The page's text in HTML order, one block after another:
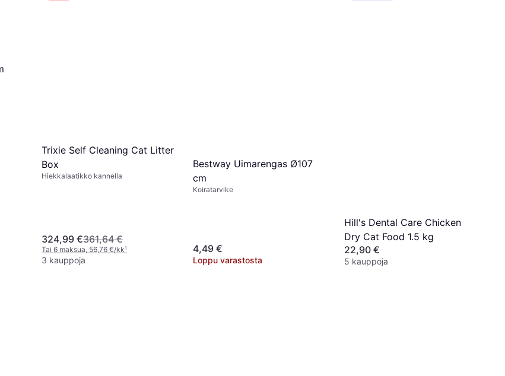
Trixie Self Cleaning Cat Litter
Box
Hiekkalaatikko kannella
324,99 €361,64 €
Tai 6 maksua, 56,76 €/kk¹
3 kauppoja
Bestway Uimarengas Ø107
cm
Koiratarvike
4,49 €
Loppu varastosta
Hill's Dental Care Chicken
Dry Cat Food 1.5 kg
22,90 €
5 kauppoja